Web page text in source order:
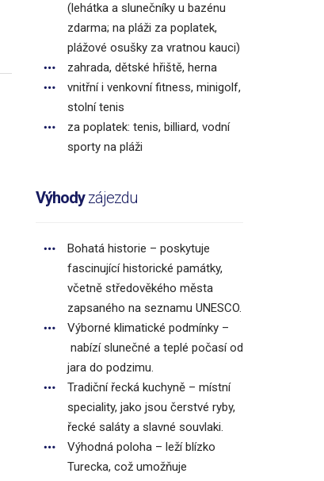
(lehátka a slunečníky u bazénu
zdarma; na pláži za poplatek,
plážové osušky za vratnou kauci)
zahrada, dětské hřiště, herna
vnitřní i venkovní fitness, minigolf,
stolní tenis
za poplatek: tenis, billiard, vodní
sporty na pláži
Výhodyzájezdu
Bohatá historie – poskytuje
fascinující historické památky,
včetně středověkého města
zapsaného na seznamu UNESCO.
Výborné klimatické podmínky –
nabízí slunečné a teplé počasí od
jara do podzimu.
Tradiční řecká kuchyně – místní
speciality, jako jsou čerstvé ryby,
řecké saláty a slavné souvlaki.
Výhodná poloha – leží blízko
Turecka, což umožňuje